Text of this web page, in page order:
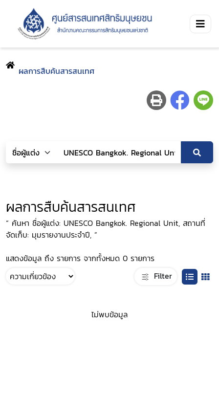
ผลการสืบค้นสารสนเทศ
ผลการสืบค้นสารสนเทศ
“ ค้นหา ชื่อผู้แต่ง: UNESCO Bangkok. Regional Unit, สถานที่
จัดเก็บ: มุมรายงานประจำปี, ”
แสดงข้อมูล ถึง รายการ จากทั้งหมด 0 รายการ
Filter
ไม่พบข้อมูล